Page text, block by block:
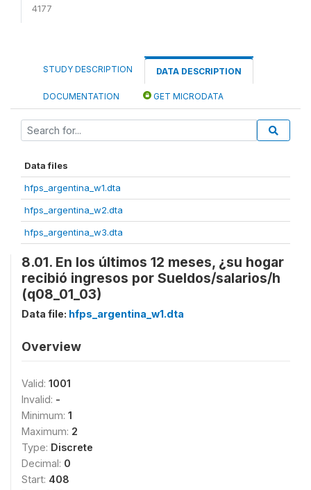
4177
STUDY DESCRIPTION DATA DESCRIPTION
DOCUMENTATION GET MICRODATA
Data files
hfps_argentina_w1.dta
hfps_argentina_w2.dta
hfps_argentina_w3.dta
8.01. En los últimos 12 meses, ¿su hogar
recibió ingresos por Sueldos/salarios/h
(q08_01_03)
Data file: hfps_argentina_w1.dta
Overview
Valid: 1001
Invalid: -
Minimum: 1
Maximum: 2
Type: Discrete
Decimal: 0
Start: 408